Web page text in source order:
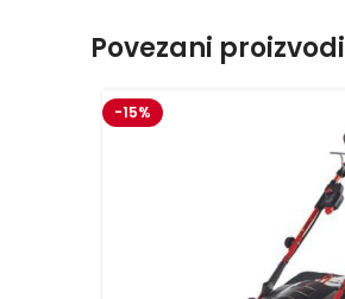
Povezani proizvodi
-15%